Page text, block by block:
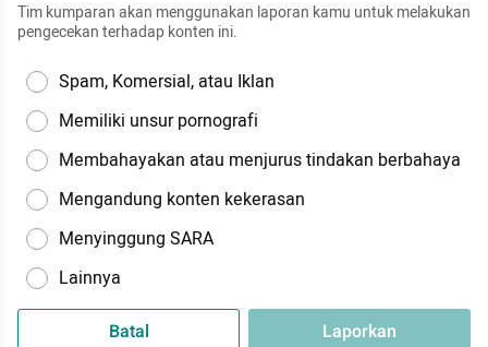
Tim kumparan akan menggunakan laporan kamu untuk melakukan
pengecekan terhadap konten ini.
Spam, Komersial, atau Iklan
Memiliki unsur pornografi
Membahayakan atau menjurus tindakan berbahaya
Mengandung konten kekerasan
Menyinggung SARA
Lainnya
Batal Laporkan